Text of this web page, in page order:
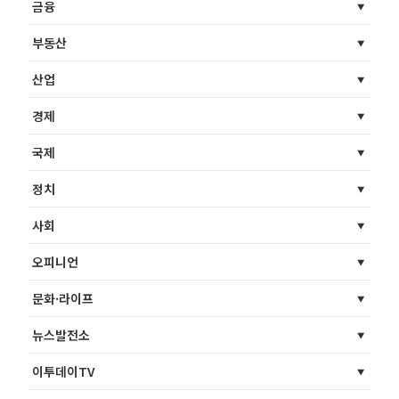
금융
부동산
산업
경제
국제
정치
사회
오피니언
문화·라이프
뉴스발전소
이투데이TV